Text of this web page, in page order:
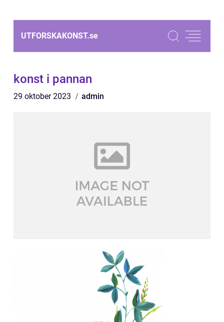
UTFORSKAKONST.se
konst i pannan
29 oktober 2023 admin